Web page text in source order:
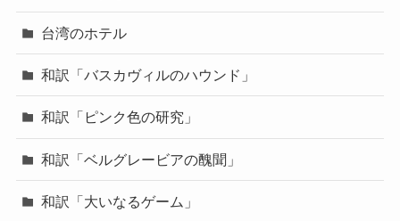
台湾のホテル
和訳「バスカヴィルのハウンド」
和訳「ピンク色の研究」
和訳「ベルグレービアの醜聞」
和訳「大いなるゲーム」